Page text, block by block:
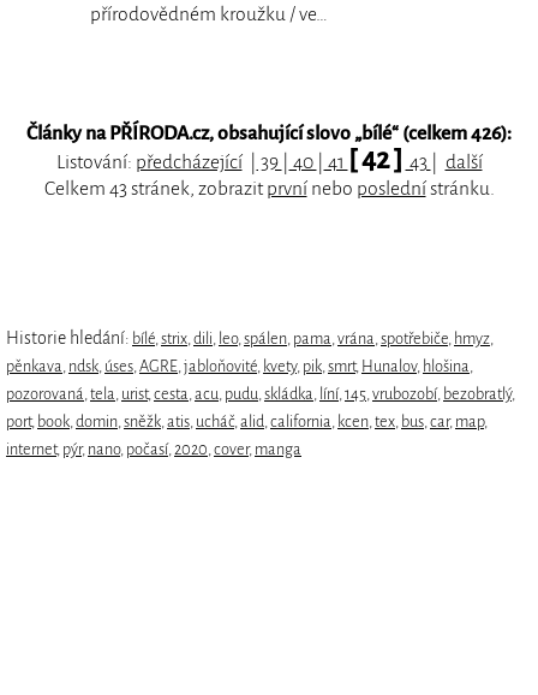
přírodovědném kroužku / ve…
Články na PŘÍRODA.cz, obsahující slovo „bílé“ (celkem 426):
Listování: předcházející| 39 40 41 [ 42 ] 43
další
Celkem 43 stránek, zobrazitprvnínebo poslednístránku.
Historie hledání: bílé,strix,dili, leo,spálen, pama,vrána,spotřebiče, hmyz,
pěnkava, ndsk, úses,AGRE,jabloňovité, kvety, pik,smrt, Hunalov, hlošina,
pozorovaná,tela, urist,cesta,acu, pudu,skládka, líní,145,vrubozobí, bezobratlý,
port, book,domin,sněžk,atis, ucháč,alid,california, kcen,tex, bus,car, map,
internet, pýr, nano, počasí,2020,cover, manga